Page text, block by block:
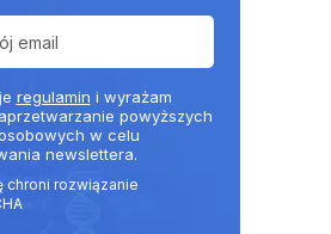
regulamin i wyrażam
powyższych
w celu
newslettera.